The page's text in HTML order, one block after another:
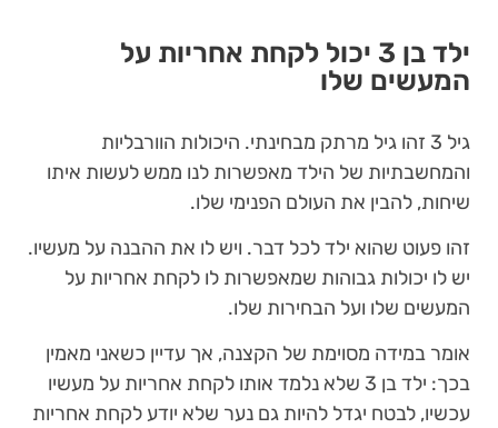
ילד בן 3 יכול לקחת אחריות על
המעשים שלו
גיל 3 זהו גיל מרתק מבחינתי. היכולות הוורבליות
והמחשבתיות של הילד מאפשרות לנו ממש לעשות איתו
שיחות, להבין את העולם הפנימי שלו.
זהו פעוט שהוא ילד לכל דבר. ויש לו את ההבנה על מעשיו.
יש לו יכולות גבוהות שמאפשרות לו לקחת אחריות על
המעשים שלו ועל הבחירות שלו.
אומר במידה מסוימת של הקצנה, אך עדיין כשאני מאמין
בכך: ילד בן 3 שלא נלמד אותו לקחת אחריות על מעשיו
עכשיו, לבטח יגדל להיות גם נער שלא יודע לקחת אחריות